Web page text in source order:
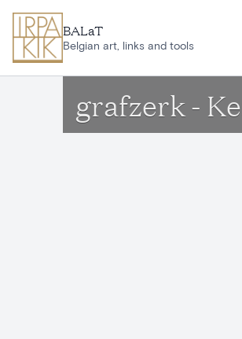
BALaT
Belgian art, links and tools
grafzerk -